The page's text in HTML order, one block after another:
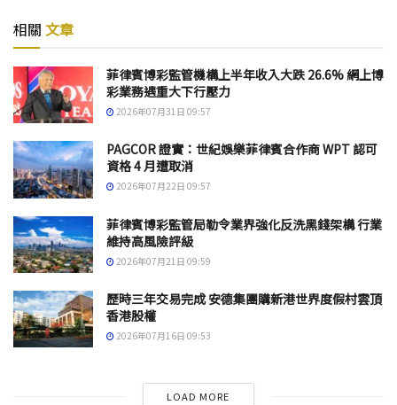
相關 文章
菲律賓博彩監管機構上半年收入大跌 26.6% 網上博
彩業務遇重大下行壓力
2026年07月31日 09:57
PAGCOR 證實：世紀娛樂菲律賓合作商 WPT 認可
資格 4 月遭取消
2026年07月22日 09:57
菲律賓博彩監管局勒令業界強化反洗黑錢架構 行業
維持高風險評級
2026年07月21日 09:59
歷時三年交易完成 安德集團購新港世界度假村雲頂
香港股權
2026年07月16日 09:53
LOAD MORE